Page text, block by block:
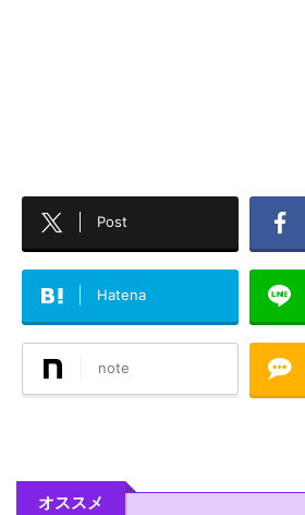
Post
Hatena
note
オススメ